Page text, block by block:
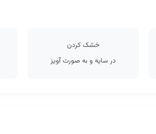
خشک کردن
در سایه و به صورت آویز